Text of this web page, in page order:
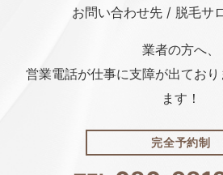
お問い合わせ先 / 脱毛サ
業者の方へ、
営業電話が仕事に支障が出てお
ます！
完全予約制